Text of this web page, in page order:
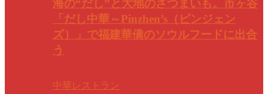
海の“だし”と大地のさつまいも。市ヶ谷
「だし中華～Pinzhen’s（ピンジェン
ズ）」で福建華僑のソウルフードに出合
う
中華レストラン